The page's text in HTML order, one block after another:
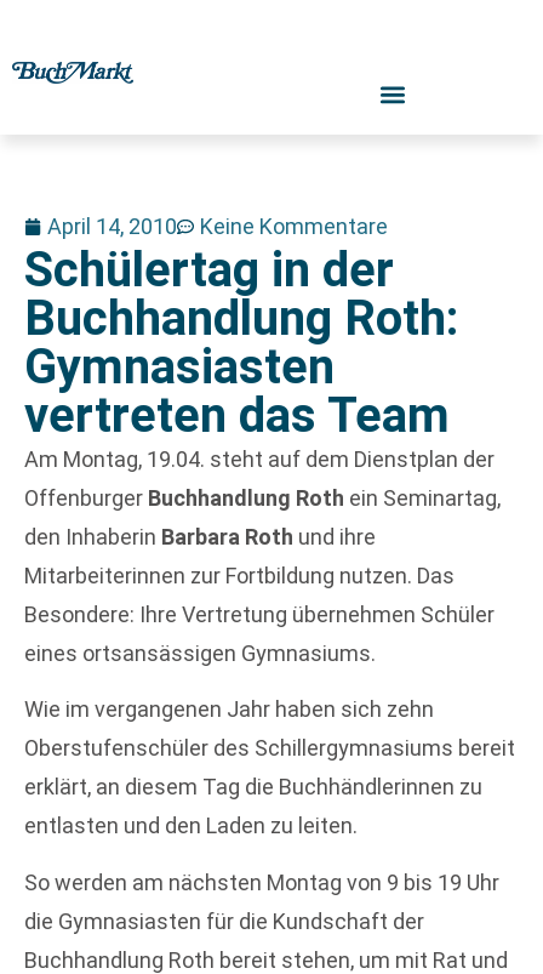
April 14, 2010 Keine Kommentare
Schülertag in der
Buchhandlung Roth:
Gymnasiasten
vertreten das Team
Am Montag, 19.04. steht auf dem Dienstplan der
Offenburger Buchhandlung Roth ein Seminartag,
den Inhaberin Barbara Roth und ihre
Mitarbeiterinnen zur Fortbildung nutzen. Das
Besondere: Ihre Vertretung übernehmen Schüler
eines ortsansässigen Gymnasiums.
Wie im vergangenen Jahr haben sich zehn
Oberstufenschüler des Schillergymnasiums bereit
erklärt, an diesem Tag die Buchhändlerinnen zu
entlasten und den Laden zu leiten.
So werden am nächsten Montag von 9 bis 19 Uhr
die Gymnasiasten für die Kundschaft der
Buchhandlung Roth bereit stehen, um mit Rat und